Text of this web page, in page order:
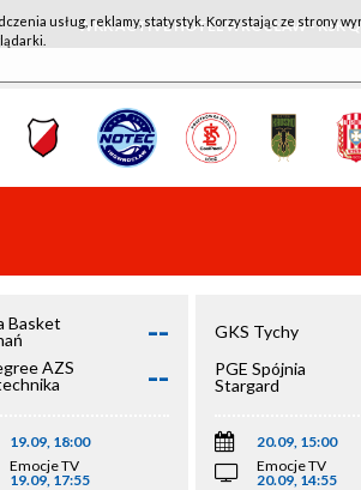
WKK ACTIVE HOTEL WROCŁAW - KSK
Basket
--
AZS
--
19.09, 18:00
Emocje TV
19.09, 17:55
GKS Tychy
PGE Spójnia
Stargard
20.09, 15:00
Emocje TV
20.09, 14:55
usług, reklamy, statystyk. Korzystając ze strony